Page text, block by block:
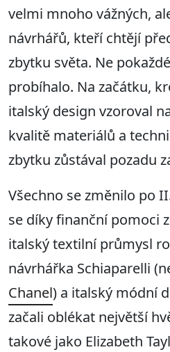
velmi mnoho vážných,
návrhářů, kteří chtějí
zbytku světa. Ne
probíhalo. Na začátku,
italský design vzoroval
kvalitě materiálů a
zbytku zůstával pozadu
Všechno se změnilo po
se díky finanční pomoci
italský textilní průmysl
návrhářka Schiaparelli
Chanel) a italský módní
začali oblékat největší
takové jako Elizabeth